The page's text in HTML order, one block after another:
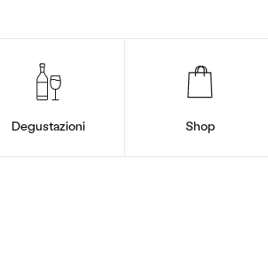
Degustazioni Shop